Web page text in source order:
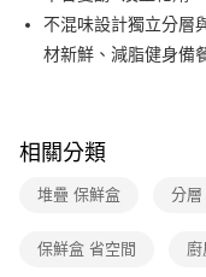
相關說明
【大哥付你分期使用說明】
1.本服務由台灣大哥大提
3.實際核准額度、可分期數
消。如遇「轉專審核」未
【繳款方式說明】
1.分期款項不併入電信帳
ATM付款
宅配
每筆NT$100，滿
付款後門市自取
不混味設計獨立分層
材新鮮、減脂健身備
相關分類
堆疊 保鮮盒 分層
保鮮盒 省空間 廚